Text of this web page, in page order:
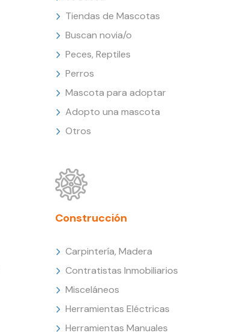
Tiendas de Mascotas
Buscan novia/o
Peces, Reptiles
Perros
Mascota para adoptar
Adopto una mascota
Otros
Construcción
Carpintería, Madera
Contratistas Inmobiliarios
Misceláneos
Herramientas Eléctricas
Herramientas Manuales